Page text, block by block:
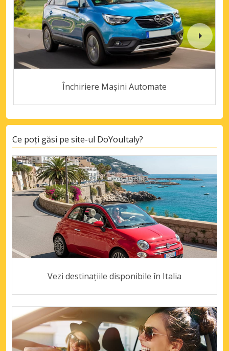
Închiriere Mașini Automate
Ce poți găsi pe site-ul DoYouItaly?
Vezi destinațiile disponibile în Italia